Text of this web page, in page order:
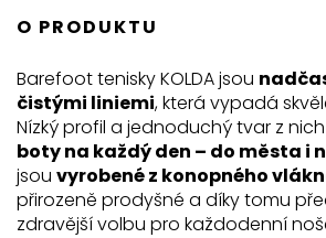
O PRODUKTU
Barefoot tenisky KOLDA jsou
čistými liniemi, která vypadá
Nízký profil a jednoduchý tvar z
boty na každý den – do města i
jsou vyrobené z konopného
přirozeně prodyšné a díky tomu
zdravější volbu pro každodenní